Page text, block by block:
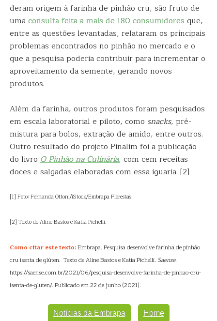
deram origem à farinha de pinhão cru, são fruto de
umaconsulta feita a mais de 180 consumidoresque,
entre as questões levantadas, relataram os principais
problemas encontrados no pinhão no mercado e o
que a pesquisa poderia contribuir para incrementar o
aproveitamento da semente, gerando novos
produtos.
Além da farinha, outros produtos foram pesquisados
em escala laboratorial e piloto, como snacks, pré-
mistura para bolos, extração de amido, entre outros.
Outro resultado do projeto Pinalim foi a publicação
do livro O Pinhão na Culinária, com cem receitas
doces e salgadas elaboradas com essa iguaria. [2]
[1] Foto: Fernanda Ottoni/iStock/Embrapa Florestas.
[2] Texto de Aline Bastos e Katia Pichelli.
Como citar este texto:Embrapa. Pesquisa desenvolve farinha de pinhão
cru isenta de glúten. Texto de Aline Bastos e Katia Pichelli. Saense.
https://saense.com.br/2021/06/pesquisa-desenvolve-farinha-de-pinhao-cru-
isenta-de-gluten/. Publicado em 22 de junho (2021).
Notícias da Embrapa Home